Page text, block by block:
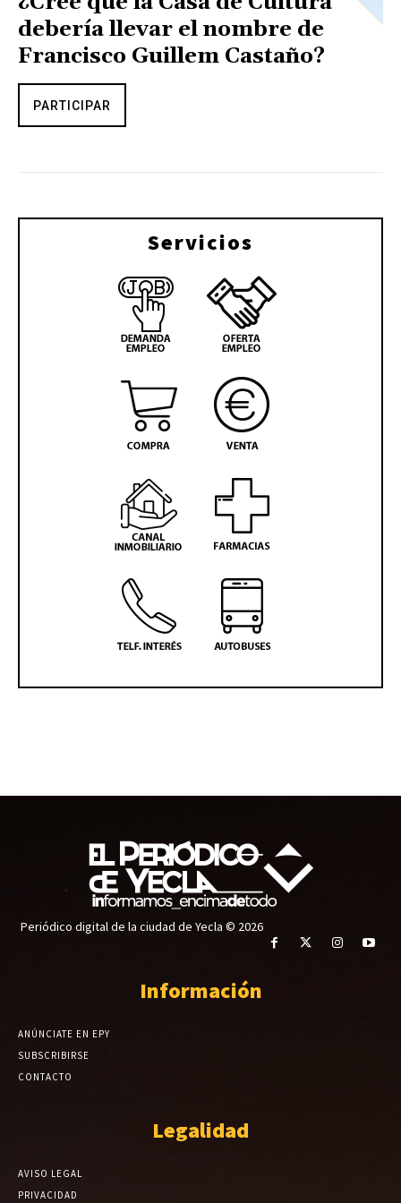
debería llevar el nombre de
Francisco Guillem Castaño?
PARTICIPAR
Servicios
Periódico digital de la ciudad de Yecla © 2026
Información
ANÚNCIATE EN EPY
SUBSCRIBIRSE
CONTACTO
Legalidad
AVISO LEGAL
PRIVACIDAD